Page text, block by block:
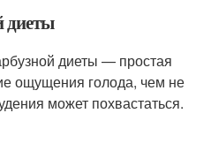
диеты
диеты — простая
ощущения голода, чем не
может похвастаться.